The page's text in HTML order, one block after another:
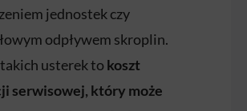
jednostek czy
odpływem skroplin.
usterek to koszt
serwisowej, który może